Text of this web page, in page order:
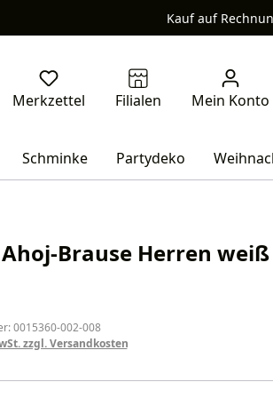
Kauf auf
Schminke Partydeko
Brause Herren weiß
0015360-002-008
zzgl. Versandkosten